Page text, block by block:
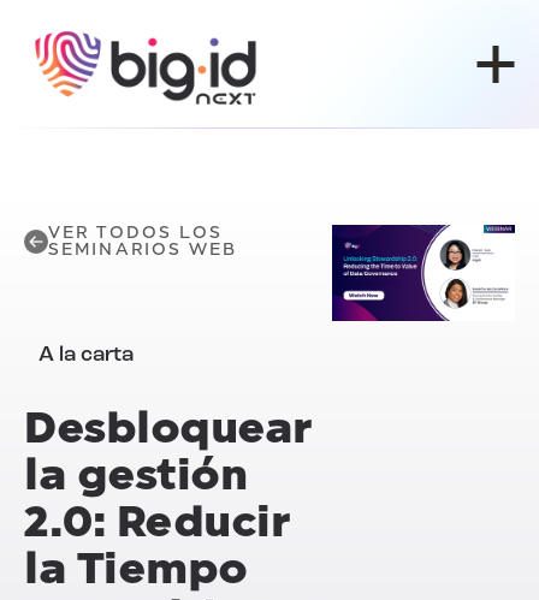
VER TODOS LOS
SEMINARIOS WEB
A la carta
Desbloquear
la gestión
2.0: Reducir
la Tiempo